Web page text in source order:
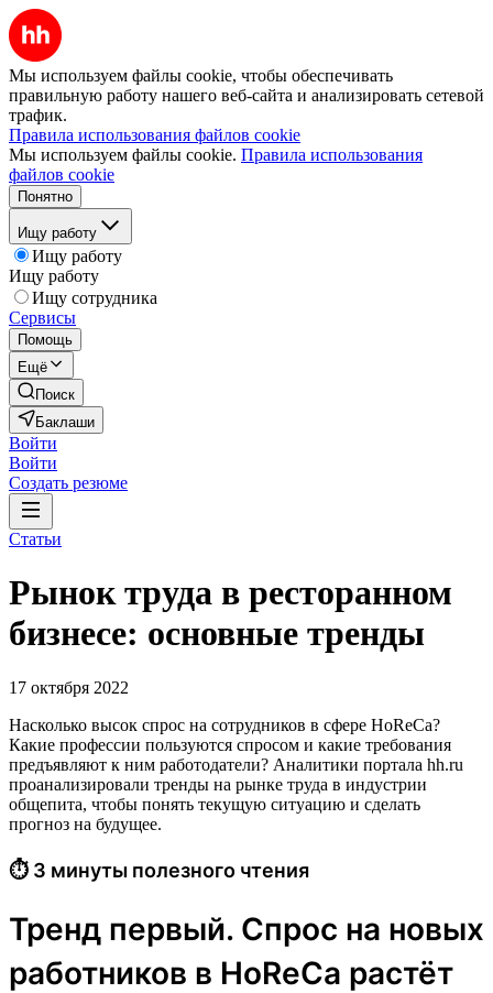
Мы используем файлы cookie, чтобы обеспечивать
правильную работу нашего веб-сайта и анализировать сетевой
трафик.
Правила использования файлов cookie
Мы используем файлы cookie. Правила использования
файлов cookie
Понятно
Ищу работу
Ищу работу
Ищу работу
Ищу сотрудника
Сервисы
Помощь
Ещё
Поиск
Баклаши
Войти
Войти
Создать резюме
Статьи
Рынок труда в ресторанном
бизнесе: основные тренды
17 октября 2022
Насколько высок спрос на сотрудников в сфере HoReCa?
Какие профессии пользуются спросом и какие требования
предъявляют к ним работодатели? Аналитики портала hh.ru
проанализировали тренды на рынке труда в индустрии
общепита, чтобы понять текущую ситуацию и сделать
прогноз на будущее.
⏱ 3 минуты полезного чтения
Тренд первый. Спрос на новых
работников в HoReCa растёт